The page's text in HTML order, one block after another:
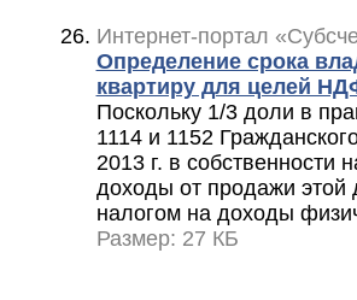
Интернет-портал
Определение срока
квартиру для целей
Поскольку 1/3 доли в
1114 и 1152
2013 г. в собственности
доходы от продажи
налогом на доходы
Размер: 27 КБ